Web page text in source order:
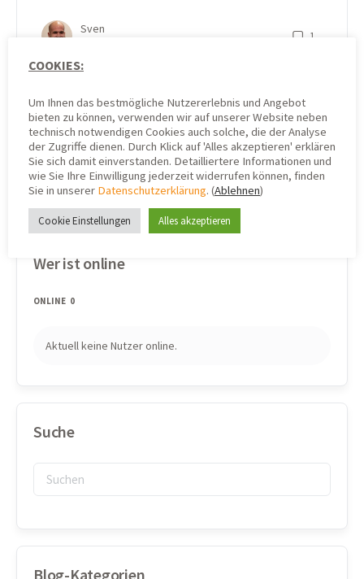
Sven
1
Wer ist online
ONLINE 0
Aktuell keine Nutzer online.
Suche
Blog-Kategorien
COOKIES:
Um Ihnen das bestmögliche Nutzererlebnis und Angebot
bieten zu können, verwenden wir auf unserer Website neben
technisch notwendigen Cookies auch solche, die der Analyse
der Zugriffe dienen. Durch Klick auf 'Alles akzeptieren' erklären
Sie sich damit einverstanden. Detailliertere Informationen und
wie Sie Ihre Einwilligung jederzeit widerrufen können, finden
Sie in unserer Datenschutzerklärung. (Ablehnen)
Cookie Einstellungen Alles akzeptieren